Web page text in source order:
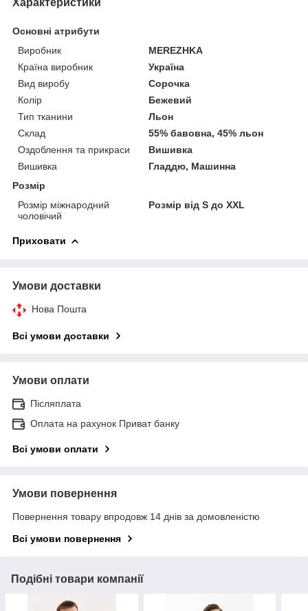
Основні атрибути
Виробник
MEREZHKA
Країна виробник
Україна
Вид виробу
Сорочка
Колір
Бежевий
Тип тканини
Льон
Склад
55% бавовна, 45% льон
Оздоблення та прикраси
Вишивка
Вишивка
Гладдю, Машинна
Розмір
Розмір міжнародний
чоловічий
Розмір від S до XXL
Приховати
Умови доставки
Нова Пошта
Всі умови доставки
Умови оплати
Післяплата
Оплата на рахунок Приват банку
Всі умови оплати
Умови повернення
Повернення товару впродовж 14 днів за домовленістю
Всі умови повернення
Подібні товари компанії